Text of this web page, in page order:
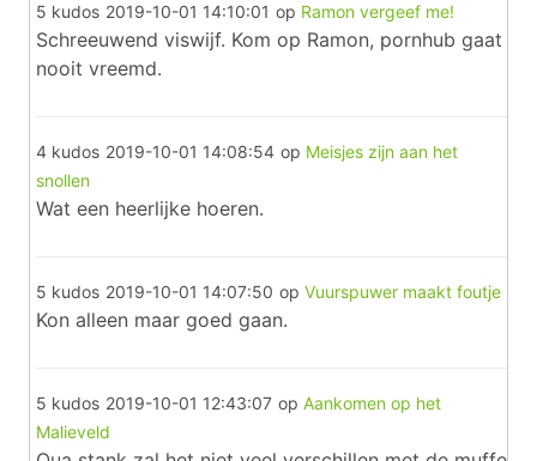
5 kudos 2019-10-01 14:10:01 op Ramon vergeef me!
Schreeuwend viswijf. Kom op Ramon, pornhub gaat
nooit vreemd.
4 kudos 2019-10-01 14:08:54 op Meisjes zijn aan het
snollen
Wat een heerlijke hoeren.
5 kudos 2019-10-01 14:07:50 op Vuurspuwer maakt foutje
Kon alleen maar goed gaan.
5 kudos 2019-10-01 12:43:07 op Aankomen op het
Malieveld